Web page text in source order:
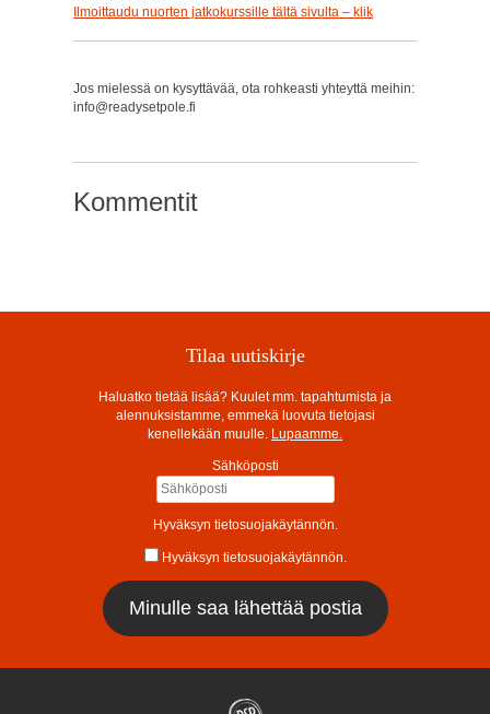
Ilmoittaudu nuorten jatkokurssille tältä sivulta – klik
Jos mielessä on kysyttävää, ota rohkeasti yhteyttä meihin:
info@readysetpole.fi
Kommentit
Tilaa uutiskirje
Haluatko tietää lisää? Kuulet mm. tapahtumista ja
alennuksistamme, emmekä luovuta tietojasi
kenellekään muulle. Lupaamme.
Sähköposti
Hyväksyn tietosuojakäytännön.
Hyväksyn tietosuojakäytännön.